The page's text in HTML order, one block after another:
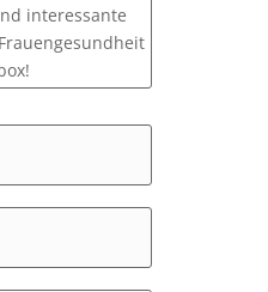
interessante